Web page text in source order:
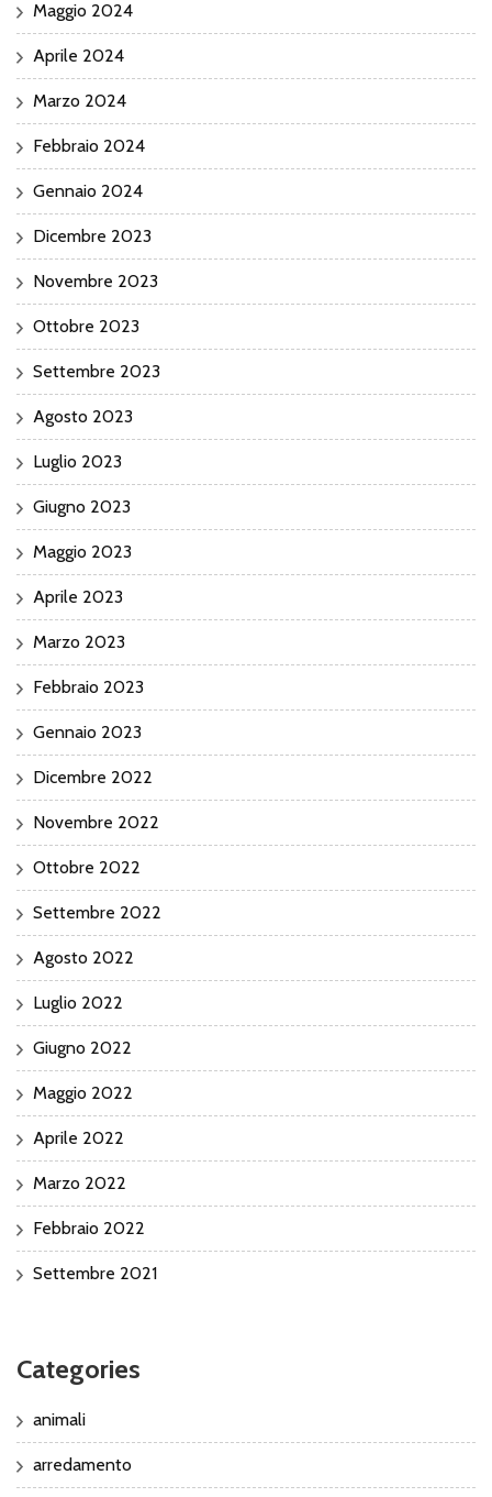
Maggio 2024
Aprile 2024
Marzo 2024
Febbraio 2024
Gennaio 2024
Dicembre 2023
Novembre 2023
Ottobre 2023
Settembre 2023
Agosto 2023
Luglio 2023
Giugno 2023
Maggio 2023
Aprile 2023
Marzo 2023
Febbraio 2023
Gennaio 2023
Dicembre 2022
Novembre 2022
Ottobre 2022
Settembre 2022
Agosto 2022
Luglio 2022
Giugno 2022
Maggio 2022
Aprile 2022
Marzo 2022
Febbraio 2022
Settembre 2021
Categories
animali
arredamento